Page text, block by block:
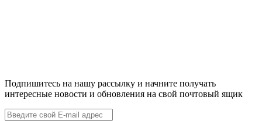
Подпишитесь на нашу рассылку и начните получать
интересные новости и обновления на свой почтовый ящик